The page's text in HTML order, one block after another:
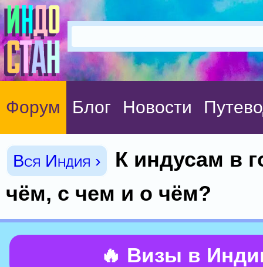
Форум Блог Новости
Вся Индия ›
К индусам в
чём, с чем и о чём?
🔥 Визы в